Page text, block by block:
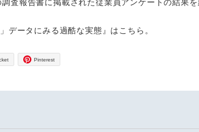
データにみる過酷な実態』はこちら。
Pinterest